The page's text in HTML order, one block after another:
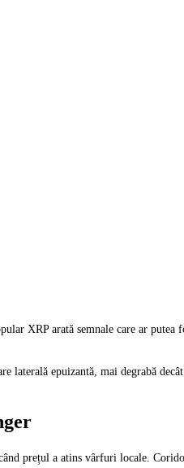
XRP arată semnale care ar putea
laterală epuizantă, mai degrabă
prețul a atins vârfuri locale.